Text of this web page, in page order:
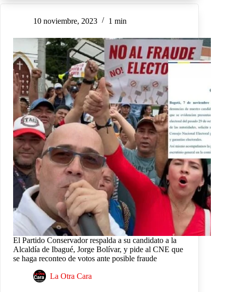
10 noviembre, 2023 1 min
El Partido Conservador respalda a su candidato a la
Alcaldía de Ibagué, Jorge Bolívar, y pide al CNE que
se haga reconteo de votos ante posible fraude
La Otra Cara